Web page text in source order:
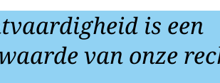
is een
van onze